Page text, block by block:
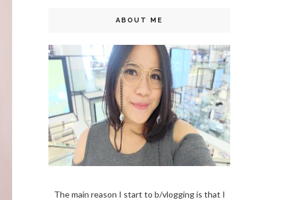
ABOUT ME
The main reason I start to b/vlogging is that I